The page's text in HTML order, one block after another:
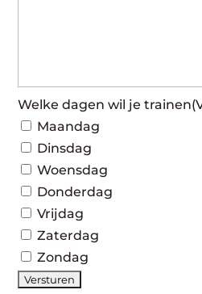
Welke dagen wil je trainen
Maandag
Dinsdag
Woensdag
Donderdag
Vrijdag
Zaterdag
Zondag